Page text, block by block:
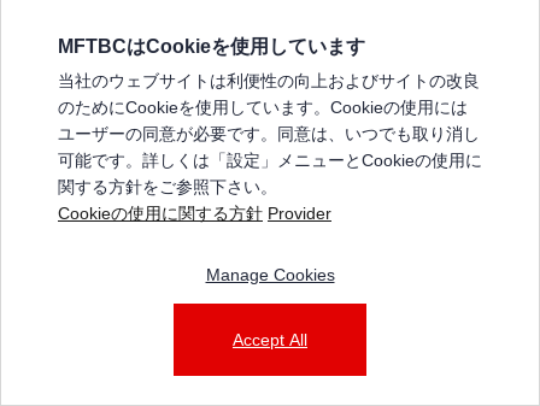
弊社の製品について
販売店リスト
よくある質問 / お問い合わせ
特定商取引法に基づく表記
三菱ふそうショップ_利用規約
MFTBCはCookieを使用しています
当社のウェブサイトは利便性の向上およびサイトの改良
のためにCookieを使用しています。Cookieの使用には
ユーザーの同意が必要です。同意は、いつでも取り消し
可能です。詳しくは「設定」メニューとCookieの使用に
関する方針をご参照下さい。
Cookieの使用に関する方針 Provider
Manage Cookies
Accept All